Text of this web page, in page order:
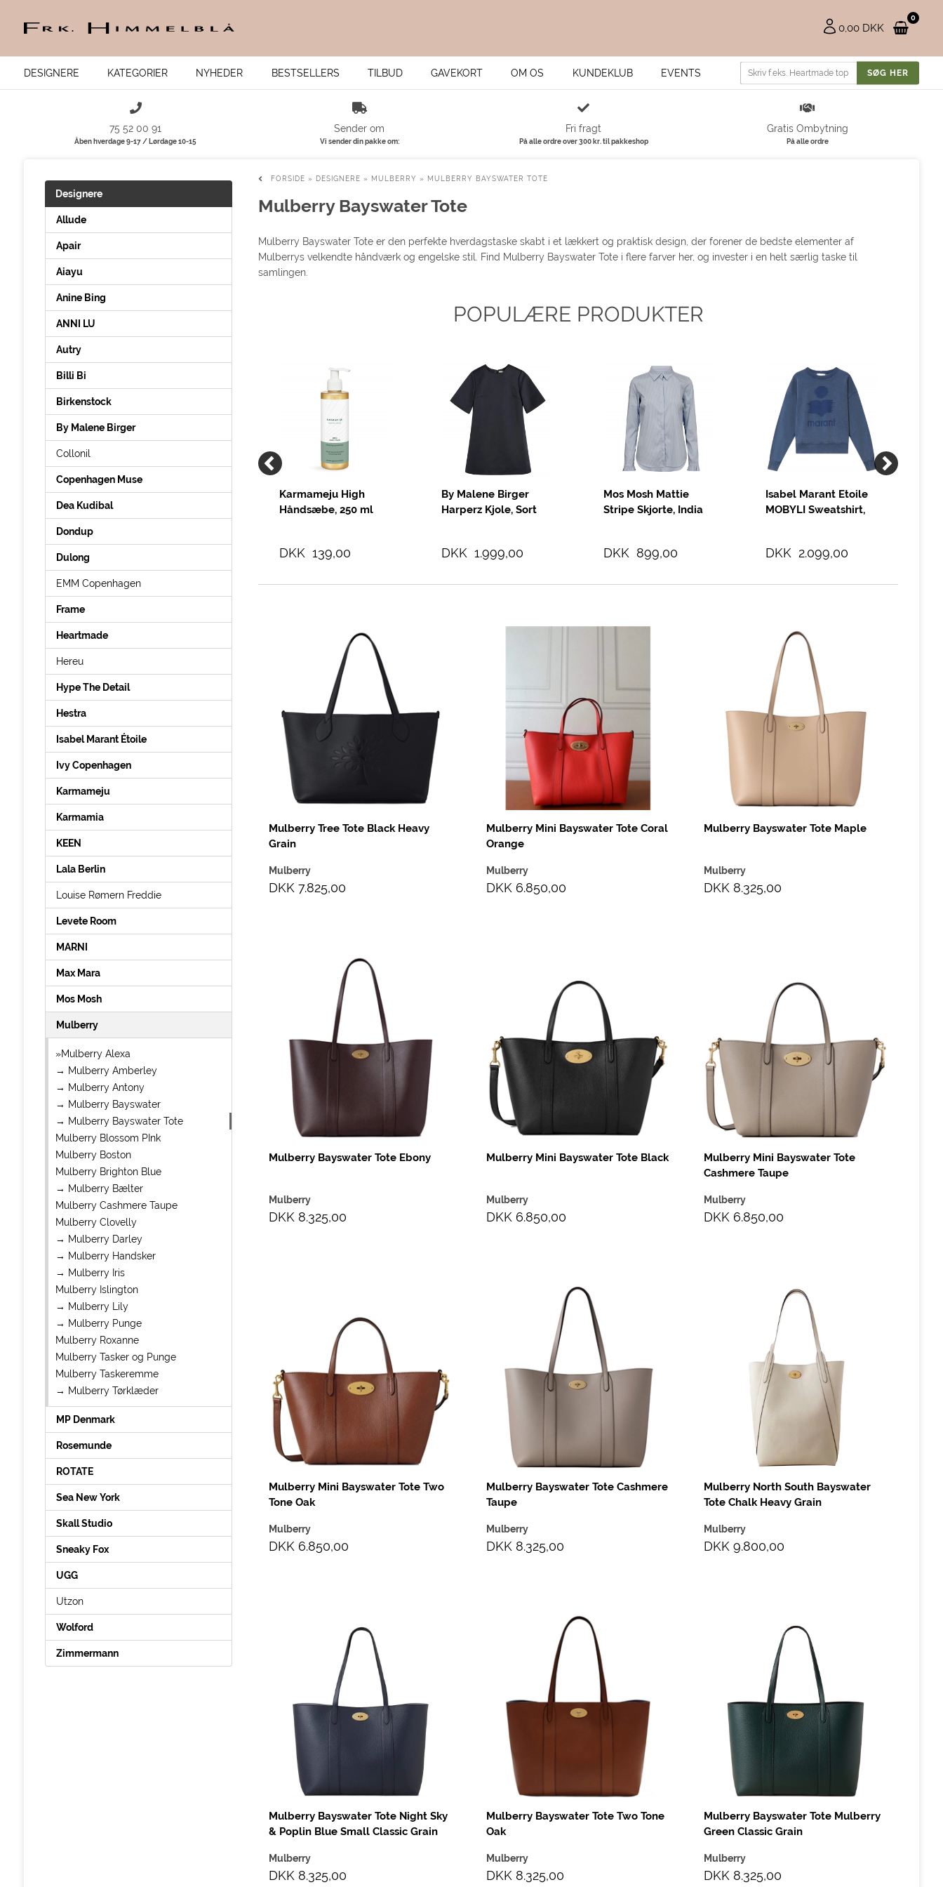
0
0,00 DKK
DESIGNERE KATEGORIER NYHEDER BESTSELLERS TILBUD GAVEKORT OM OS KUNDEKLUB EVENTS
75 52 00 91
Åben hverdage 9-17 / Lørdage 10-15
Sender om
Vi sender din pakke om:
Fri fragt
På alle ordre over 300 kr. til pakkeshop
Gratis Ombytning
På alle ordre
Designere
Allude
Apair
Aiayu
Anine Bing
ANNI LU
Autry
Billi Bi
Birkenstock
By Malene Birger
Collonil
Copenhagen Muse
Dea Kudibal
Dondup
Dulong
EMM Copenhagen
Frame
Heartmade
Hereu
Hype The Detail
Hestra
Isabel Marant Étoile
Ivy Copenhagen
Karmameju
Karmamia
KEEN
Lala Berlin
Louise Rømern Freddie
Levete Room
MARNI
Max Mara
Mos Mosh
Mulberry
»Mulberry Alexa
→ Mulberry Amberley
→ Mulberry Antony
→ Mulberry Bayswater
→ Mulberry Bayswater Tote
Mulberry Blossom PInk
Mulberry Boston
Mulberry Brighton Blue
→ Mulberry Bælter
Mulberry Cashmere Taupe
Mulberry Clovelly
→ Mulberry Darley
→ Mulberry Handsker
→ Mulberry Iris
Mulberry Islington
→ Mulberry Lily
→ Mulberry Punge
Mulberry Roxanne
Mulberry Tasker og Punge
Mulberry Taskeremme
→ Mulberry Tørklæder
MP Denmark
Rosemunde
ROTATE
Sea New York
Skall Studio
Sneaky Fox
UGG
Utzon
Wolford
Zimmermann
FORSIDE » DESIGNERE » MULBERRY » MULBERRY BAYSWATER TOTE
Mulberry Bayswater Tote
Mulberry Bayswater Tote er den perfekte hverdagstaske skabt i et lækkert og praktisk design, der forener de bedste elementer af
Mulberrys velkendte håndværk og engelske stil. Find Mulberry Bayswater Tote i flere farver her, og invester i en helt særlig taske til
samlingen.
POPULÆRE PRODUKTER
Max Mara Dede
Karmameju High
Håndsæbe, 250 ml
DKK 139,00
By Malene Birger
Harperz Kjole, Sort
DKK 1.999,00
Mos Mosh Mattie
Stripe Skjorte, India
DKK 899,00
Isabel Marant Etoile
MOBYLI Sweatshirt,
DKK 2.099,00
Mulberry Tree Tote Black Heavy
Grain
Mulberry
DKK 7.825,00
Mulberry Mini Bayswater Tote Coral
Orange
Mulberry
DKK 6.850,00
Mulberry Bayswater Tote Maple
Mulberry
DKK 8.325,00
Mulberry Bayswater Tote Ebony
Mulberry
DKK 8.325,00
Mulberry Mini Bayswater Tote Black
Mulberry
DKK 6.850,00
Mulberry Mini Bayswater Tote
Cashmere Taupe
Mulberry
DKK 6.850,00
Mulberry Mini Bayswater Tote Two
Tone Oak
Mulberry
DKK 6.850,00
Mulberry Bayswater Tote Cashmere
Taupe
Mulberry
DKK 8.325,00
Mulberry North South Bayswater
Tote Chalk Heavy Grain
Mulberry
DKK 9.800,00
Mulberry Bayswater Tote Night Sky
& Poplin Blue Small Classic Grain
Mulberry
DKK 8.325,00
Mulberry Bayswater Tote Two Tone
Oak
Mulberry
DKK 8.325,00
Mulberry Bayswater Tote Mulberry
Green Classic Grain
Mulberry
DKK 8.325,00